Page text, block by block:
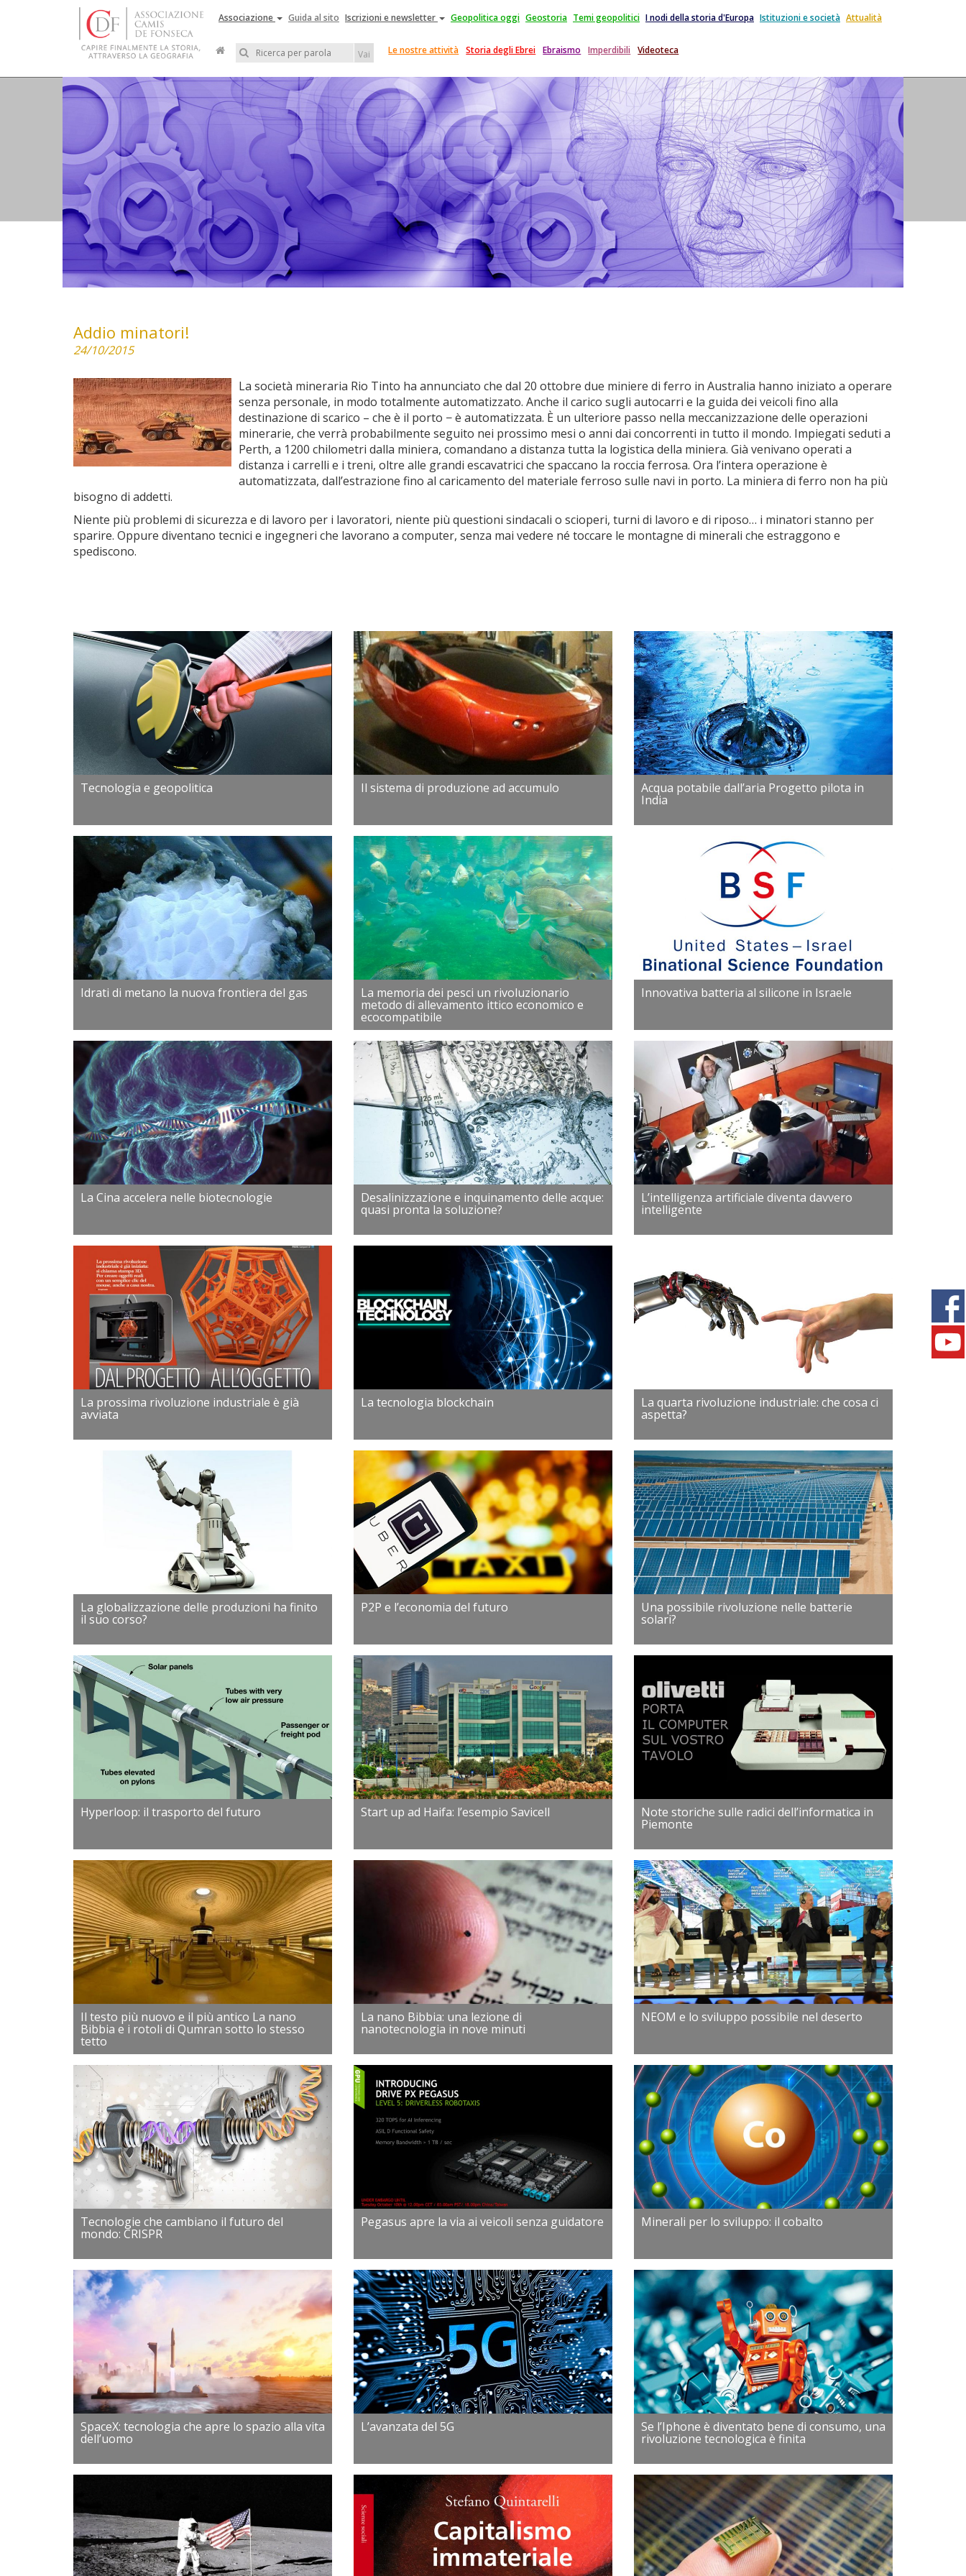
Associazione Guida al sito Iscrizioni e newsletter Geopolitica oggi Geostoria Temi geopolitici I nodi della storia d'Europa Istituzioni e società Attualità
Vai Le nostre attività Storia degli Ebrei Ebraismo Imperdibili Videoteca
Addio minatori!
24/10/2015
La società mineraria Rio Tinto ha annunciato che dal 20 ottobre due miniere di ferro in Australia hanno iniziato a operare
senza personale, in modo totalmente automatizzato. Anche il carico sugli autocarri e la guida dei veicoli fino alla
destinazione di scarico – che è il porto − è automatizzata. È un ulteriore passo nella meccanizzazione delle operazioni
minerarie, che verrà probabilmente seguito nei prossimo mesi o anni dai concorrenti in tutto il mondo. Impiegati seduti a
Perth, a 1200 chilometri dalla miniera, comandano a distanza tutta la logistica della miniera. Già venivano operati a
distanza i carrelli e i treni, oltre alle grandi escavatrici che spaccano la roccia ferrosa. Ora l’intera operazione è
automatizzata, dall’estrazione fino al caricamento del materiale ferroso sulle navi in porto. La miniera di ferro non ha più
bisogno di addetti.
Niente più problemi di sicurezza e di lavoro per i lavoratori, niente più questioni sindacali o scioperi, turni di lavoro e di riposo… i minatori stanno per
sparire. Oppure diventano tecnici e ingegneri che lavorano a computer, senza mai vedere né toccare le montagne di minerali che estraggono e
spediscono.
Tecnologia e geopolitica Il sistema di produzione ad accumulo Acqua potabile dall’aria Progetto pilota in
India
Idrati di metano la nuova frontiera del gas La memoria dei pesci un rivoluzionario
metodo di allevamento ittico economico e
ecocompatibile
Innovativa batteria al silicone in Israele
La Cina accelera nelle biotecnologie Desalinizzazione e inquinamento delle acque:
quasi pronta la soluzione?
L’intelligenza artificiale diventa davvero
intelligente
La prossima rivoluzione industriale è già
avviata
La tecnologia blockchain La quarta rivoluzione industriale: che cosa ci
aspetta?
La globalizzazione delle produzioni ha finito
il suo corso?
P2P e l’economia del futuro Una possibile rivoluzione nelle batterie
solari?
Hyperloop: il trasporto del futuro Start up ad Haifa: l’esempio Savicell Note storiche sulle radici dell’informatica in
Piemonte
Il testo più nuovo e il più antico La nano
Bibbia e i rotoli di Qumran sotto lo stesso
tetto
La nano Bibbia: una lezione di
nanotecnologia in nove minuti
NEOM e lo sviluppo possibile nel deserto
Tecnologie che cambiano il futuro del
mondo: CRISPR
Pegasus apre la via ai veicoli senza guidatore Minerali per lo sviluppo: il cobalto
SpaceX: tecnologia che apre lo spazio alla vita
dell’uomo
L’avanzata del 5G Se l’Iphone è diventato bene di consumo, una
rivoluzione tecnologica è finita